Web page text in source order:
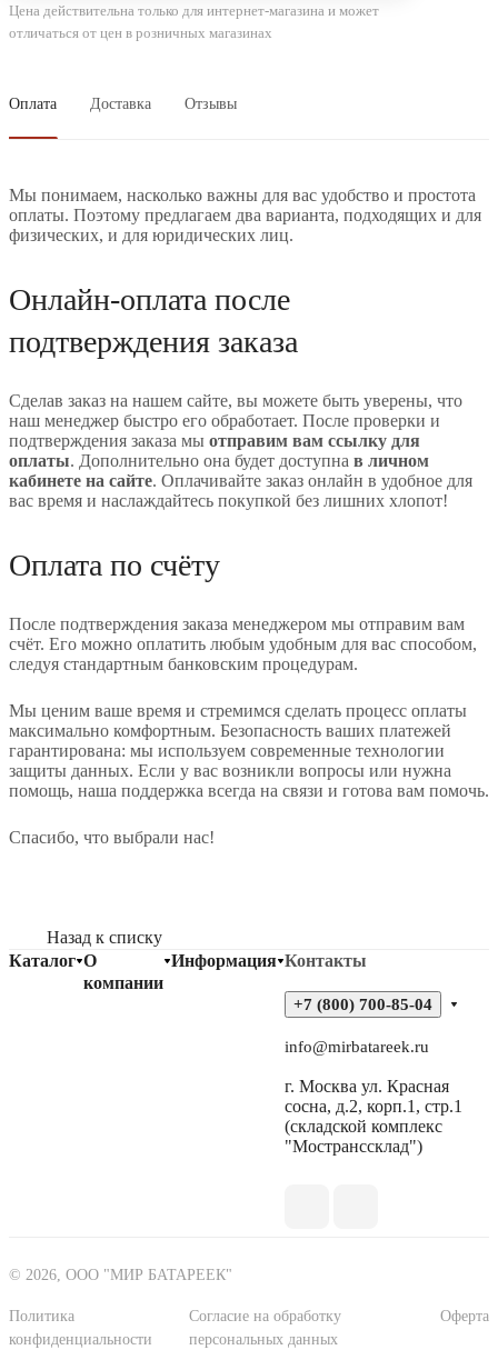
Цена действительна только для интернет-магазина и может
отличаться от цен в розничных магазинах
Оплата Доставка Отзывы
Мы понимаем, насколько важны для вас удобство и простота
оплаты. Поэтому предлагаем два варианта, подходящих и для
физических, и для юридических лиц.
Онлайн-оплата после
подтверждения заказа
Сделав заказ на нашем сайте, вы можете быть уверены, что
наш менеджер быстро его обработает. После проверки и
подтверждения заказа мы отправим вам ссылку для
оплаты. Дополнительно она будет доступна в личном
кабинете на сайте. Оплачивайте заказ онлайн в удобное для
вас время и наслаждайтесь покупкой без лишних хлопот!
Оплата по счёту
После подтверждения заказа менеджером мы отправим вам
счёт. Его можно оплатить любым удобным для вас способом,
следуя стандартным банковским процедурам.
Мы ценим ваше время и стремимся сделать процесс оплаты
максимально комфортным. Безопасность ваших платежей
гарантирована: мы используем современные технологии
защиты данных. Если у вас возникли вопросы или нужна
помощь, наша поддержка всегда на связи и готова вам помочь.
Спасибо, что выбрали нас!
Назад к списку
Каталог О
компании
Информация Контакты
+7 (800) 700-85-04
info@mirbatareek.ru
г. Москва ул. Красная
сосна, д.2, корп.1, стр.1
(складской комплекс
"Мостранссклад")
© 2026, ООО "МИР БАТАРЕЕК"
Политика
конфиденциальности
Согласие на обработку
персональных данных
Оферта